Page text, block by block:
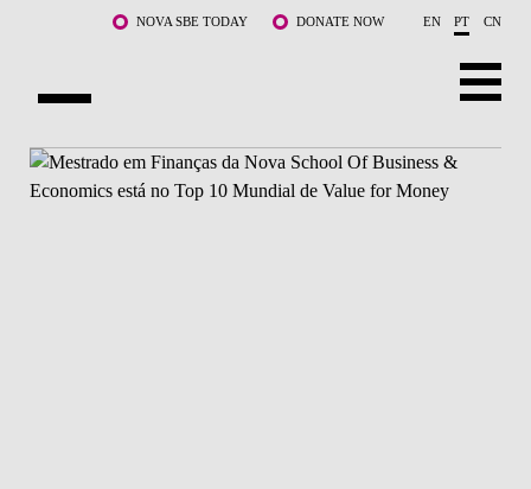
Saltar para o conteúdo principalNOVA SBE TODAY DONATE NOW EN PT CN
SOBRE NÓS